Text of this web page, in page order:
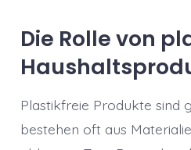
Die Rolle von
Plastikfreie Produkte sind
bestehen oft aus